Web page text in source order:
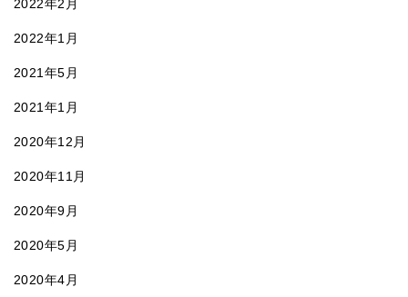
2022年2月
2022年1月
2021年5月
2021年1月
2020年12月
2020年11月
2020年9月
2020年5月
2020年4月